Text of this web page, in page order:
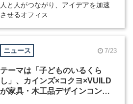
人と人がつながり、アイデアを加速
させるオフィス
ニュース 7/23
テーマは「子どものいるくら
し」、カインズ×コクヨ×VUILD
が家具・木工品デザインコンペ